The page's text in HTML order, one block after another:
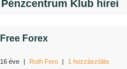
Pénzcentrum Klub hírei
Free Forex
16 éve | Roth Fero | 1 hozzászólás